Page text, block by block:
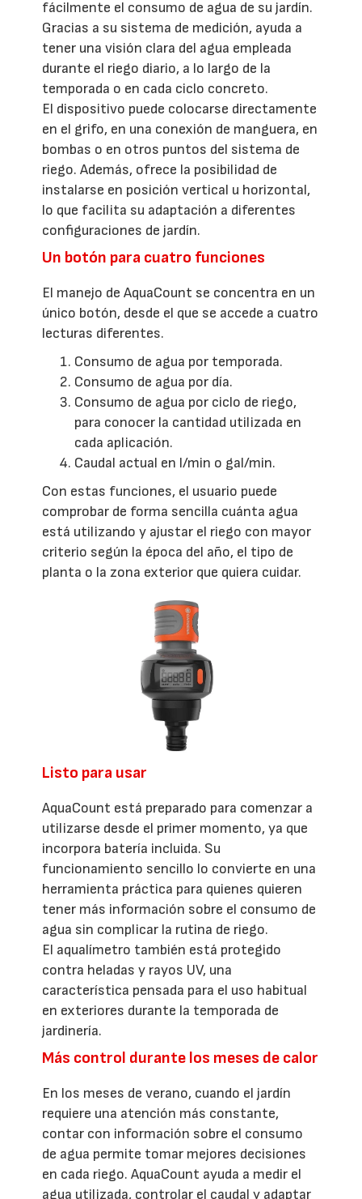
fácilmente el consumo de agua de su jardín.
Gracias a su sistema de medición, ayuda a
tener una visión clara del agua empleada
durante el riego diario, a lo largo de la
temporada o en cada ciclo concreto.
El dispositivo puede colocarse directamente
en el grifo, en una conexión de manguera, en
bombas o en otros puntos del sistema de
riego. Además, ofrece la posibilidad de
instalarse en posición vertical u horizontal,
lo que facilita su adaptación a diferentes
configuraciones de jardín.
Un botón para cuatro funciones
El manejo de AquaCount se concentra en un
único botón, desde el que se accede a cuatro
lecturas diferentes.
Consumo de agua por temporada.
Consumo de agua por día.
Consumo de agua por ciclo de riego,
para conocer la cantidad utilizada en
cada aplicación.
Caudal actual en l/min o gal/min.
Con estas funciones, el usuario puede
comprobar de forma sencilla cuánta agua
está utilizando y ajustar el riego con mayor
criterio según la época del año, el tipo de
planta o la zona exterior que quiera cuidar.
Listo para usar
AquaCount está preparado para comenzar a
utilizarse desde el primer momento, ya que
incorpora batería incluida. Su
funcionamiento sencillo lo convierte en una
herramienta práctica para quienes quieren
tener más información sobre el consumo de
agua sin complicar la rutina de riego.
El aqualímetro también está protegido
contra heladas y rayos UV, una
característica pensada para el uso habitual
en exteriores durante la temporada de
jardinería.
Más control durante los meses de calor
En los meses de verano, cuando el jardín
requiere una atención más constante,
contar con información sobre el consumo
de agua permite tomar mejores decisiones
en cada riego. AquaCount ayuda a medir el
agua utilizada, controlar el caudal y adaptar